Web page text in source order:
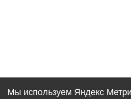
Мы используем Яндекс